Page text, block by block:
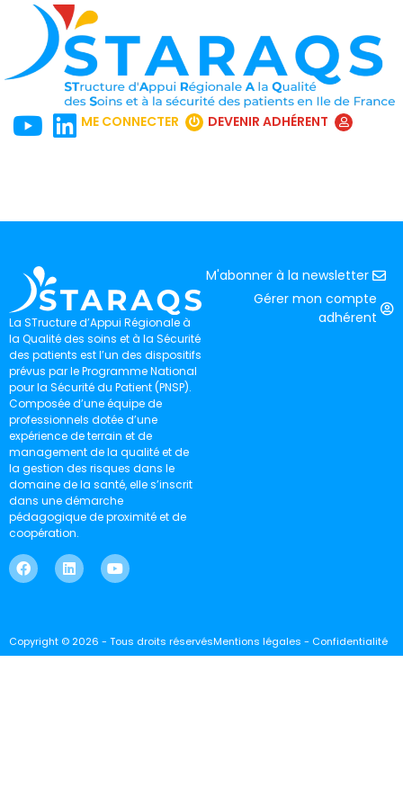
ME CONNECTER DEVENIR ADHÉRENT
La STructure d’Appui Régionale à
la Qualité des soins et à la Sécurité
des patients est l’un des dispositifs
prévus par le Programme National
pour la Sécurité du Patient (PNSP).
Composée d’une équipe de
professionnels dotée d’une
expérience de terrain et de
management de la qualité et de
la gestion des risques dans le
domaine de la santé, elle s’inscrit
dans une démarche
pédagogique de proximité et de
coopération.
M'abonner à la newsletter
Gérer mon compte
adhérent
Copyright © 2026 - Tous droits réservésMentions légales - Confidentialité